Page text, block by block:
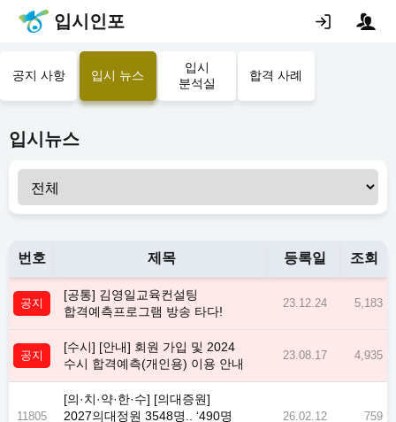
입시인포
공지 사항 입시 뉴스
입시
분석실
합격 사례
입시뉴스
번호 제목 등록일 조회
공지
[공통] 김영일교육컨설팅
합격예측프로그램 방송 타다!
23.12.24 5,183
공지
[수시] [안내] 회원 가입 및 2024
수시 합격예측(개인용) 이용 안내
23.08.17 4,935
11805
[의·치·약·한·수] [의대증원]
2027의대정원 3548명.. ‘490명
26.02.12 759